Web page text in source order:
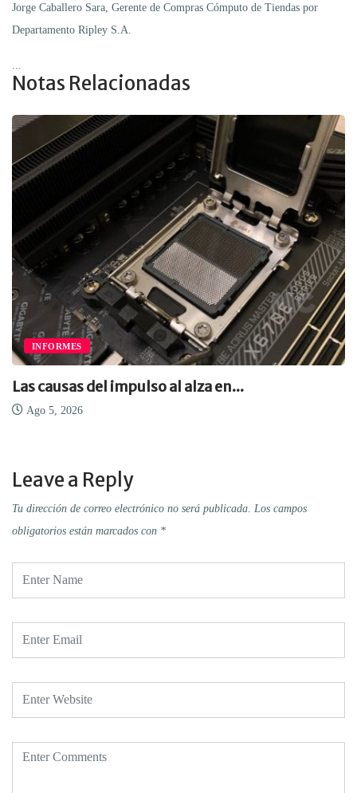
Jorge Caballero Sara, Gerente de Compras Cómputo de Tiendas por
Departamento Ripley S.A.
Notas Relacionadas
INFORMES
Las causas del impulso al alza en...
Ago 5, 2026
Leave a Reply
Tu dirección de correo electrónico no será publicada. Los campos
obligatorios están marcados con *